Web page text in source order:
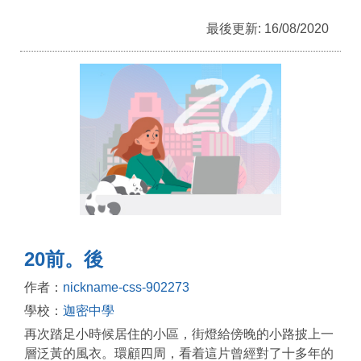
最後更新: 16/08/2020
20前。後
作者： nickname-css-902273
學校： 迦密中學
再次踏足小時候居住的小區，街燈給傍晚的小路披上一
層泛黃的風衣。環顧四周，看着這片曾經對了十多年的